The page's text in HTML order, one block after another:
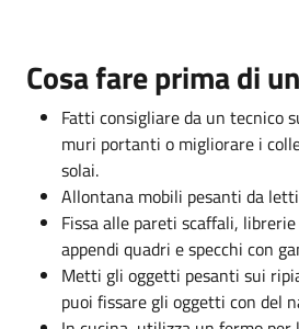
Cosa fare prima di
Fatti consigliare da un tecnico
muri portanti o migliorare i
solai.
Allontana mobili pesanti da
Fissa alle pareti scaffali,
appendi quadri e specchi con
Metti gli oggetti pesanti sui
puoi fissare gli oggetti con del